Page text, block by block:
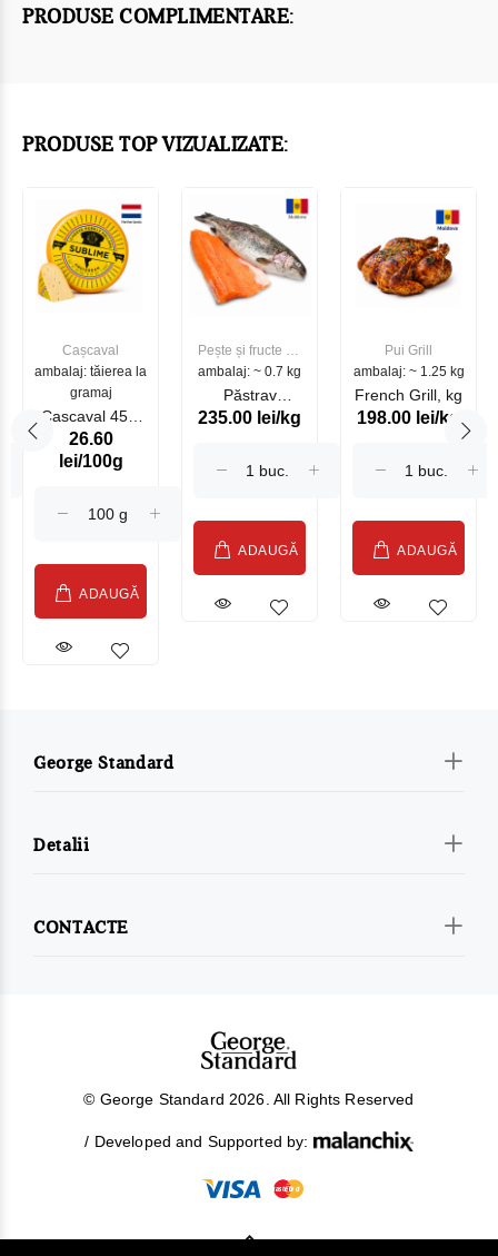
PRODUSE COMPLIMENTARE:
PRODUSE TOP VIZUALIZATE:
Cașcaval
ambalaj: tăierea la
gramaj
Cascaval 45%
Maasdam
Sublime Cow
26.60
lei/100g
ADAUGĂ
Pește și fructe de
mare
ambalaj: ~ 0.7 kg
Păstrav
Somonat
235.00 lei/kg
ADAUGĂ
Pui Grill
ambalaj: ~ 1.25 kg
French Grill, kg
198.00 lei/kg
ADAUGĂ
George Standard
Detalii
CONTACTE
© George Standard 2026. All Rights Reserved
/ Developed and Supported by: